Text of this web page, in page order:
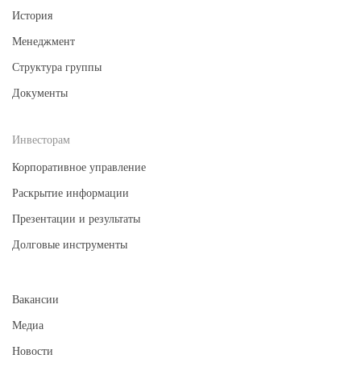
История
Менеджмент
Структура группы
Документы
Инвесторам
Корпоративное управление
Раскрытие информации
Презентации и результаты
Долговые инструменты
Вакансии
Медиа
Новости